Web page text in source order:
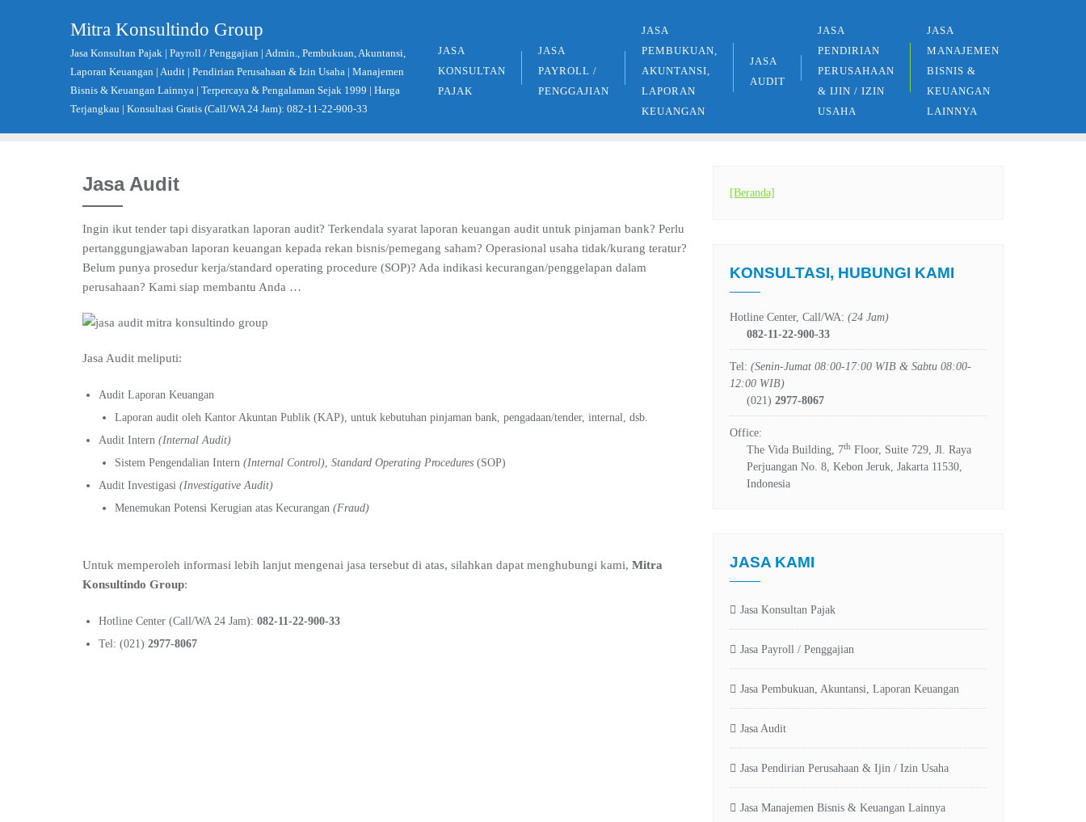
Mitra Konsultindo Group
Jasa Konsultan Pajak | Payroll / Penggajian | Admin., Pembukuan, Akuntansi,
Laporan Keuangan | Audit | Pendirian Perusahaan & Izin Usaha | Manajemen
Bisnis & Keuangan Lainnya | Terpercaya & Pengalaman Sejak 1999 | Harga
Terjangkau | Konsultasi Gratis (Call/WA 24 Jam): 082-11-22-900-33
JASA
KONSULTAN
PAJAK
JASA
PAYROLL /
PENGGAJIAN
JASA
PEMBUKUAN,
AKUNTANSI,
LAPORAN
KEUANGAN
JASA
AUDIT
JASA
PENDIRIAN
PERUSAHAAN
& IJIN / IZIN
USAHA
JASA
MANAJEMEN
BISNIS &
KEUANGAN
LAINNYA
Jasa Audit
Ingin ikut tender tapi disyaratkan laporan audit? Terkendala syarat laporan keuangan audit untuk pinjaman bank? Perlu
pertanggungjawaban laporan keuangan kepada rekan bisnis/pemegang saham? Operasional usaha tidak/kurang teratur?
Belum punya prosedur kerja/standard operating procedure (SOP)? Ada indikasi kecurangan/penggelapan dalam
perusahaan? Kami siap membantu Anda …
Jasa Audit meliputi:
Audit Laporan Keuangan
Laporan audit oleh Kantor Akuntan Publik (KAP), untuk kebutuhan pinjaman bank, pengadaan/tender, internal, dsb.
Audit Intern (Internal Audit)
Sistem Pengendalian Intern (Internal Control), Standard Operating Procedures (SOP)
Audit Investigasi (Investigative Audit)
Menemukan Potensi Kerugian atas Kecurangan (Fraud)
Untuk memperoleh informasi lebih lanjut mengenai jasa tersebut di atas, silahkan dapat menghubungi kami, Mitra
Konsultindo Group:
Hotline Center (Call/WA 24 Jam): 082-11-22-900-33
Tel: (021) 2977-8067
[Beranda]
KONSULTASI, HUBUNGI KAMI
Hotline Center, Call/WA: (24 Jam)
082-11-22-900-33
Tel: (Senin-Jumat 08:00-17:00 WIB & Sabtu 08:00-
12:00 WIB)
(021) 2977-8067
Office:
The Vida Building, 7th Floor, Suite 729, Jl. Raya
Perjuangan No. 8, Kebon Jeruk, Jakarta 11530,
Indonesia
JASA KAMI
Jasa Konsultan Pajak
Jasa Payroll / Penggajian
Jasa Pembukuan, Akuntansi, Laporan Keuangan
Jasa Audit
Jasa Pendirian Perusahaan & Ijin / Izin Usaha
Jasa Manajemen Bisnis & Keuangan Lainnya